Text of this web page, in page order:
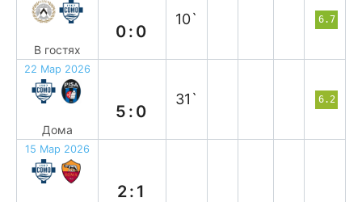
В гостях
0:0
10` 6.7
22 Мар 2026
Дома
5:0
31` 6.2
15 Мар 2026
2:1